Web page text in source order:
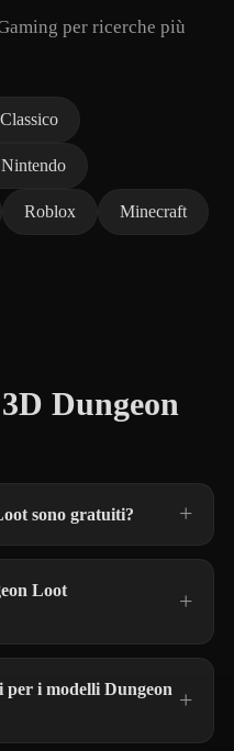
per ricerche più
Roblox Minecraft
Dungeon
sono gratuiti?
Loot
i modelli Dungeon